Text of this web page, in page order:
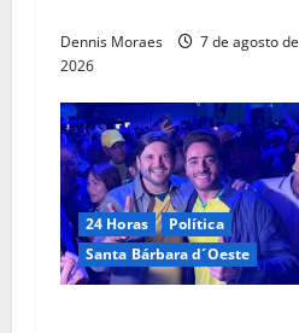
Dennis Moraes
7 de agosto de
2026
24 Horas
Política
Santa Bárbara d´Oeste